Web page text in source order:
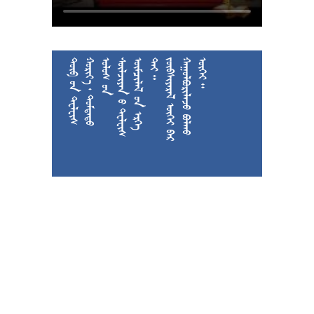

































































  






































 